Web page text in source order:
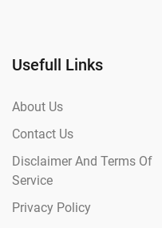
Usefull Links
About Us
Contact Us
Disclaimer And Terms Of
Service
Privacy Policy